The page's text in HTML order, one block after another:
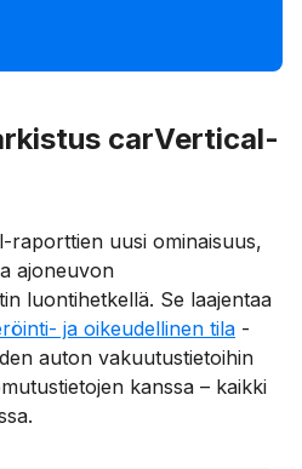
carVertical-
raporttien uusi ominaisuus,
ajoneuvon
luontihetkellä. Se laajentaa
ja oikeudellinen tila -
auton vakuutustietoihin
kanssa – kaikki